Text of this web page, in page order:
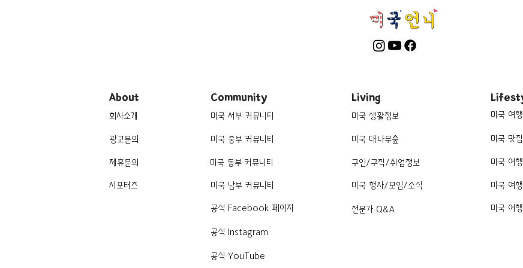
About
회사소개
광고문의
제휴문의
서포터즈
Community
미국 서부 커뮤니티
미국 중부 커뮤니티
미국 동부 커뮤니티
미국 남부 커뮤니티
공식 Facebook 페이지
공식 Instagram
공식 YouTube
Living
미국 생활정보
미국 대나무숲
구인/구직/취업정보
미국 행사/모임/소식
전문가 Q&A
미국 여행
미국 맛
미국 여
미국 여
미국 여행